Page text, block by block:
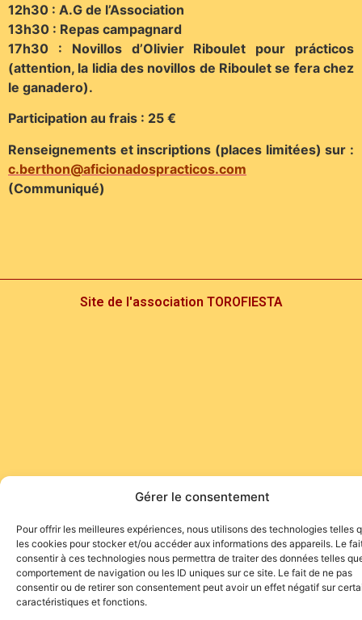
Gérer le consentement
Pour offrir les meilleures expériences, nous utilisons des technologies telles
les cookies pour stocker et/ou accéder aux informations des appareils. Le
consentir à ces technologies nous permettra de traiter des données telles
comportement de navigation ou les ID uniques sur ce site. Le fait de ne pas
consentir ou de retirer son consentement peut avoir un effet négatif sur
caractéristiques et fonctions.
12h30 : A.G de l’Association
13h30 : Repas campagnard
17h30 : Novillos d’Olivier Riboulet pour prácticos
(attention, la lidia des novillos de Riboulet se fera chez
le ganadero).
Participation au frais : 25 €
Renseignements et inscriptions (places limitées) sur :
c.berthon@aficionadospracticos.com
(Communiqué)
Site de l'association TOROFIESTA